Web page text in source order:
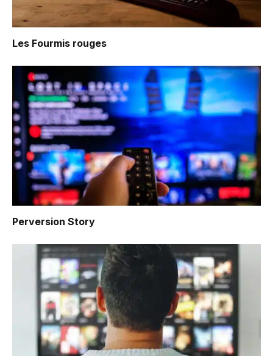
Les Fourmis rouges
Perversion Story